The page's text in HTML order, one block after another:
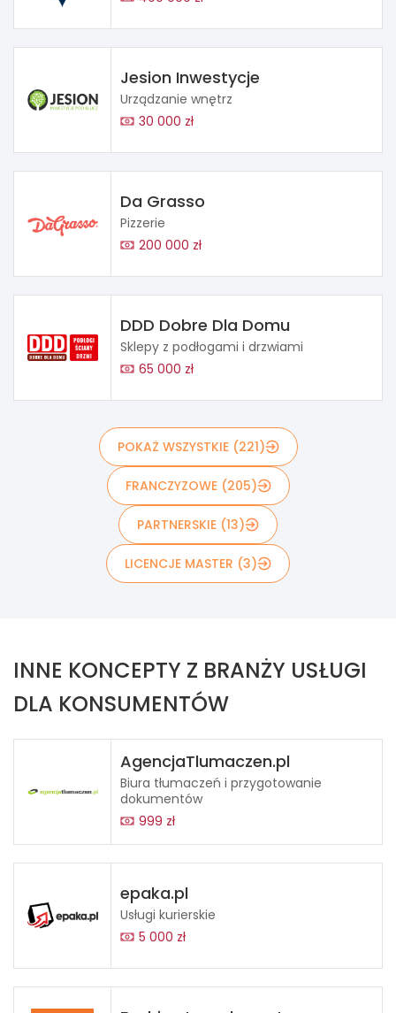
Jesion Inwestycje
Urządzanie wnętrz
30 000 zł
Da Grasso
Pizzerie
200 000 zł
DDD Dobre Dla Domu
Sklepy z podłogami i drzwiami
65 000 zł
POKAŻ WSZYSTKIE (221)
FRANCZYZOWE (205)
PARTNERSKIE (13)
LICENCJE MASTER (3)
INNE KONCEPTY Z BRANŻY USŁUGI
DLA KONSUMENTÓW
AgencjaTlumaczen.pl
Biura tłumaczeń i przygotowanie
dokumentów
999 zł
epaka.pl
Usługi kurierskie
5 000 zł